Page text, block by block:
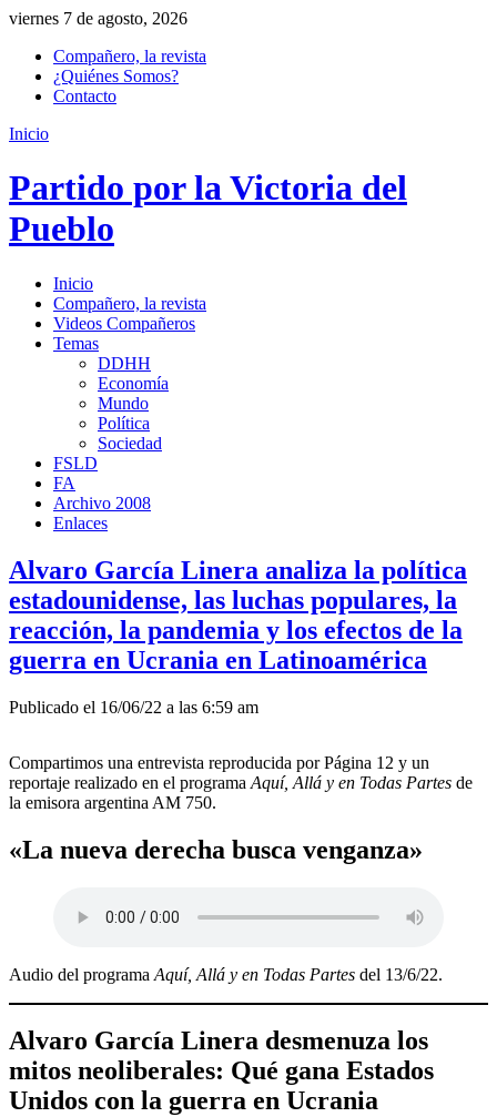
viernes 7 de agosto, 2026
Compañero, la revista
¿Quiénes Somos?
Contacto
Inicio
Partido por la Victoria del
Pueblo
Inicio
Compañero, la revista
Videos Compañeros
Temas
DDHH
Economía
Mundo
Política
Sociedad
FSLD
FA
Archivo 2008
Enlaces
Alvaro García Linera analiza la política
estadounidense, las luchas populares, la
reacción, la pandemia y los efectos de la
guerra en Ucrania en Latinoamérica
Publicado el 16/06/22 a las 6:59 am
Compartimos una entrevista reproducida por Página 12 y un
reportaje realizado en el programa Aquí, Allá y en Todas Partes de
la emisora argentina AM 750.
«La nueva derecha busca venganza»
Audio del programa Aquí, Allá y en Todas Partes del 13/6/22.
Alvaro García Linera desmenuza los
mitos neoliberales: Qué gana Estados
Unidos con la guerra en Ucrania